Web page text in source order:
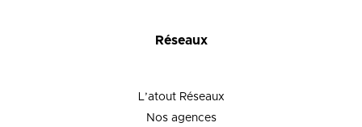
Réseaux
L’atout Réseaux
Nos agences